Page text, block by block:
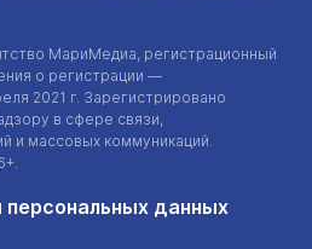
МариМедиа, регистрационный
о регистрации —
2021 г. Зарегистрировано
в сфере связи,
и массовых коммуникаций.
персональных данных